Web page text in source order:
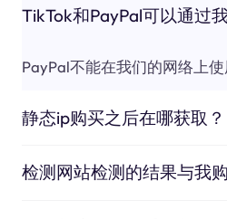
TikTok和PayPal可以通过
PayPal不能在我们的网络上使
静态ip购买之后在哪获取？
检测网站检测的结果与我